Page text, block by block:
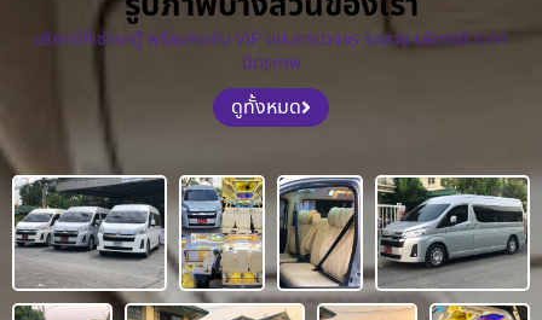
บริการให้เช่ารถตู้ พร้อมคนขับ VIP แบบครบวงจร รถสวย บริการดี ราคา
มิตรภาพ
ดูทั้งหมด